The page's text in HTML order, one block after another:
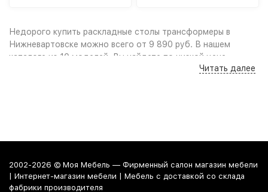
Недорого купить раскладные столы трансформеры в
Нижневартовске можно всего от 9 890 руб. В нашем
каталоге из 10 моделей, Вы найдете по низкой цене
(дёшево): Качественные фото и удобный поиск по
удобный кредит сделают покупку по настоящему
выгодной и приятной.
Читать далее
2002-2026 © Моя Мебель — Фирменный салон магазин мебели
| Интернет-магазин мебели | Мебель с доставкой со склада
фабрики производителя